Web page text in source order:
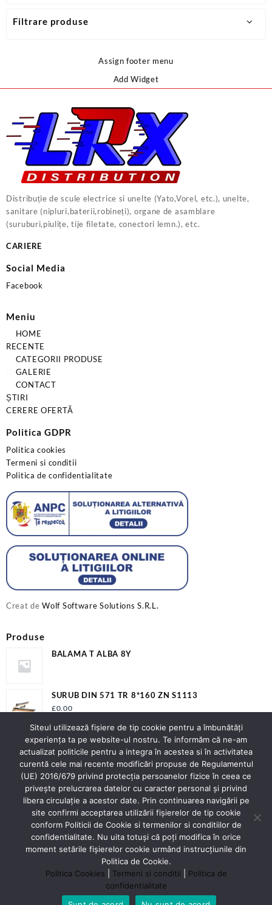
Filtrare produse
Assign footer menu
Add Widget
Distribuție de scule electrice si unelte (Yato,Vorel, etc.), unelte,
sanitare (nipluri,baterii,robineți), organe de asamblare
(suruburi,piulițe, tije filetate, conectori lemn.), etc.
CARIERE
Social Media
Facebook
Meniu
HOME
RECENTE
CATEGORII PRODUSE
GALERIE
CONTACT
ȘTIRI
CERERE OFERTĂ
Politica GDPR
Politica cookies
Termeni si conditii
Politica de confidentialitate
Creat deWolf Software Solutions S.R.L.
Produse
BALAMA T ALBA 8Y
SURUB DIN 571 TR 8*160 ZN S1113
£0.00
SURUBELNITA DREAPTA 5X75MM 60953
£ 0.00
Contact
Adresa:Strada Spicului nr.2 Piatra Neamț
Judet Neamt
Contact:0743276477
E-mail:officeluracontex@gmail.com;
Siteul utilizează fişiere de tip cookie pentru a îmbunătăți
experiența ta pe website-ul nostru. Te informăm că ne-am
actualizat politicile pentru a integra în acestea si în activitatea
curentă cele mai recente modificări propuse de Regulamentul
(UE) 2016/679 privind protecția persoanelor fizice în ceea ce
privește prelucrarea datelor cu caracter personal și privind
libera circulație a acestor date. Prin continuarea navigării pe
site confirmi acceptarea utilizării fişierelor de tip cookie
conform Politicii de Cookie si termenilor si conditiilor de
confidentialitate. Nu uita totuși că poți modifica în orice
moment setările fişierelor cookie urmând instrucțiunile din
Politica de Cookie.
Politica Cookies
Termeni si conditii
Politica de
confidentialitate